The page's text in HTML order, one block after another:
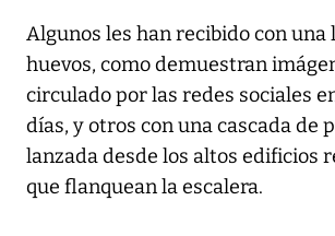
Algunos les han recibido con una
huevos, como demuestran
circulado por las redes sociales
días, y otros con una cascada de
lanzada desde los altos edificios
que flanquean la escalera.